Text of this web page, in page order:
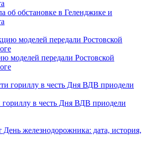
об обстановке в Геленджике и
моделей передали Ростовской
гориллу в честь Дня ВДВ приодели